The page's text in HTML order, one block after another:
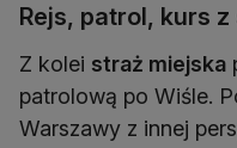
Rejs, patrol, kurs
Z kolei straż miejska
patrolową po Wiśle.
Warszawy z innej